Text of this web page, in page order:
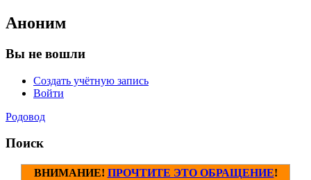
Аноним
Вы не вошли
Создать учётную запись
Войти
Родовод
Поиск
ВНИМАНИЕ! ПРОЧТИТЕ ЭТО ОБРАЩЕНИЕ!